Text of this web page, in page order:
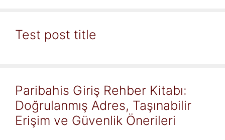
Test post title
Paribahis Giriş Rehber Kitabı:
Doğrulanmış Adres, Taşınabilir
Erişim ve Güvenlik Önerileri